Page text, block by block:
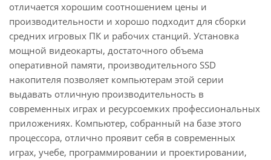
отличается хорошим соотношением цены и
производительности и хорошо подходит для сборки
средних игровых ПК и рабочих станций. Установка
мощной видеокарты, достаточного объема
оперативной памяти, производительного SSD
накопителя позволяет компьютерам этой серии
выдавать отличную производительность в
современных играх и ресурсоемких профессиональных
приложениях. Компьютер, собранный на базе этого
процессора, отлично проявит себя в современных
играх, учебе, программировании и проектировании,